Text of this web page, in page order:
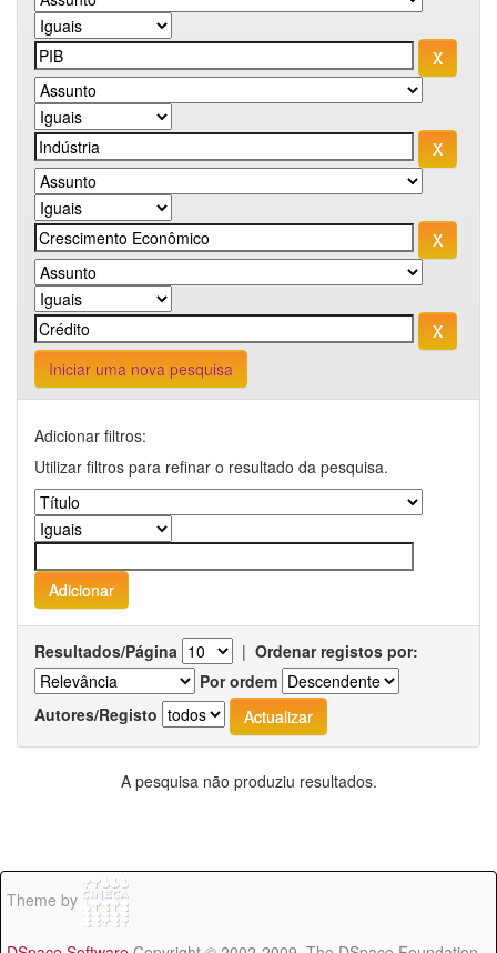
Iniciar uma nova pesquisa
Adicionar filtros:
Utilizar filtros para refinar o resultado da pesquisa.
Resultados/Página | Ordenar registos por:
Por ordem
Autores/Registo
A pesquisa não produziu resultados.
Theme by